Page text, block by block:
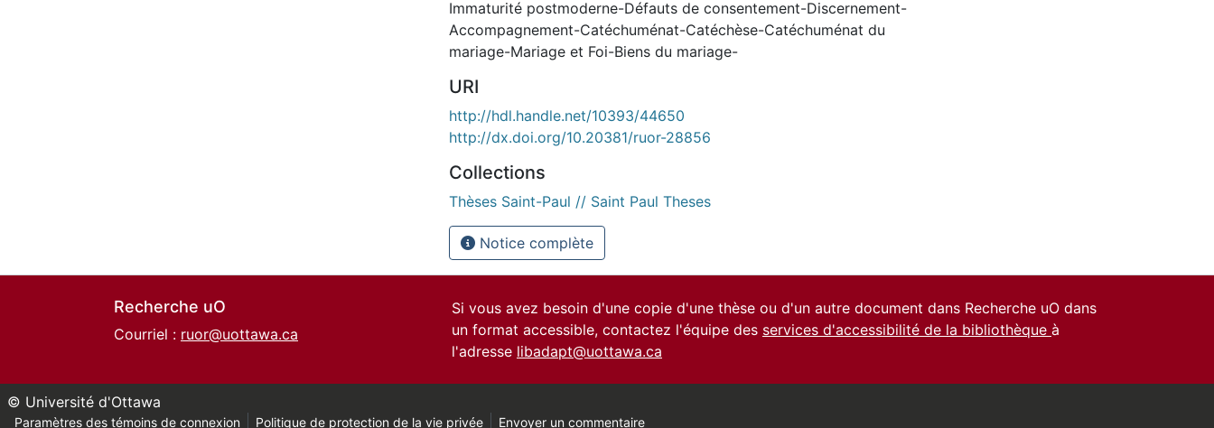
Immaturité postmoderne-Défauts de consentement-Discernement-
Accompagnement-Catéchuménat-Catéchèse-Catéchuménat du
mariage-Mariage et Foi-Biens du mariage-
URI
http://hdl.handle.net/10393/44650
http://dx.doi.org/10.20381/ruor-28856
Collections
Thèses Saint-Paul // Saint Paul Theses
Notice complète
Recherche uO
Courriel : ruor@uottawa.ca
Si vous avez besoin d'une copie d'une thèse ou d'un autre document dans Recherche uO dans
un format accessible, contactez l'équipe des services d'accessibilité de la bibliothèque à
l'adresse libadapt@uottawa.ca
© Université d'Ottawa
Paramètres des témoins de connexion Politique de protection de la vie privée Envoyer un commentaire